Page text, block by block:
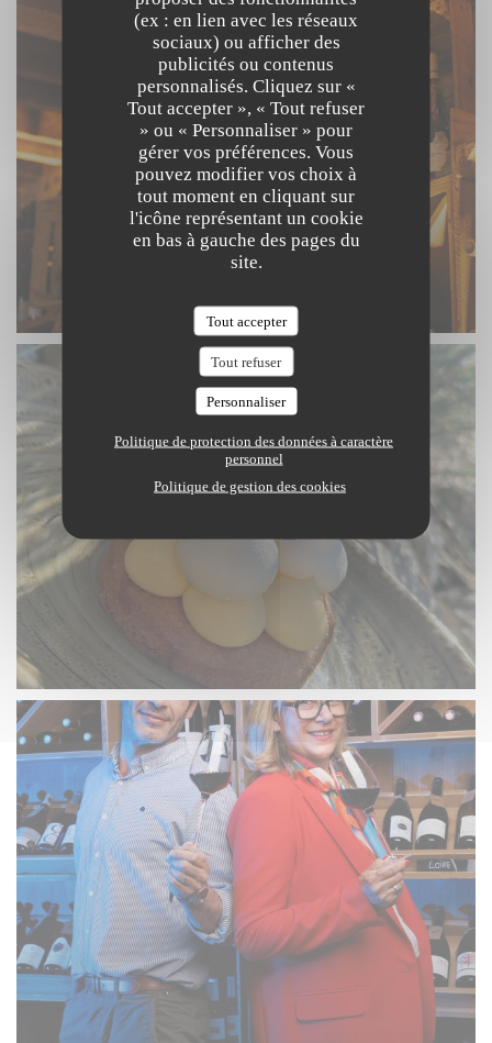
(ex : en lien avec les réseaux
sociaux) ou afficher des
publicités ou contenus
personnalisés. Cliquez sur «
Tout accepter », « Tout refuser
» ou « Personnaliser » pour
gérer vos préférences. Vous
pouvez modifier vos choix à
tout moment en cliquant sur
l'icône représentant un cookie
en bas à gauche des pages du
site.
Tout accepter
Tout refuser
Personnaliser
Politique de protection des données à caractère
personnel
Politique de gestion des cookies